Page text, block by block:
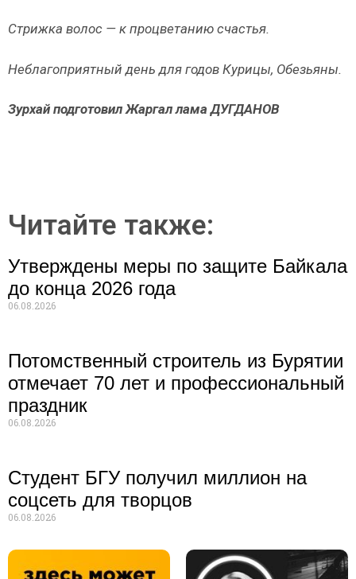
Стрижка волос — к процветанию счастья.
Неблагоприятный день для годов Курицы, Обезьяны.
Зурхай подготовил Жаргал лама ДУГДАНОВ
Читайте также:
Утверждены меры по защите Байкала
до конца 2026 года
06.08.2026
Потомственный строитель из Бурятии
отмечает 70 лет и профессиональный
праздник
06.08.2026
Студент БГУ получил миллион на
соцсеть для творцов
06.08.2026